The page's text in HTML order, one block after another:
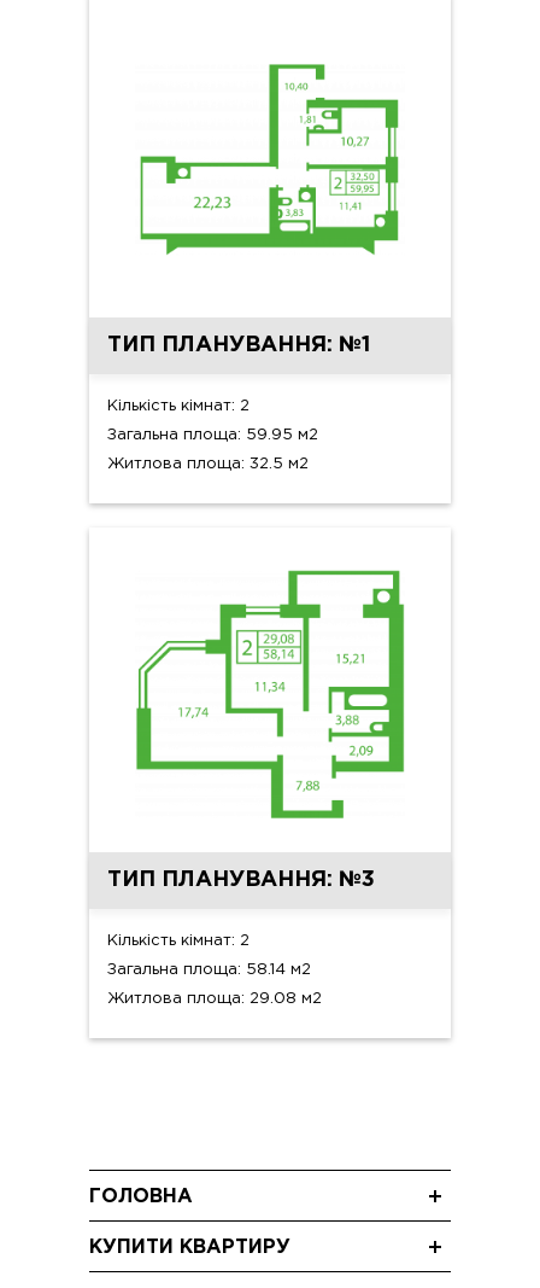
ТИП ПЛАНУВАННЯ: №1
Кількість кімнат: 2
Загальна площа: 59.95 м2
Житлова площа: 32.5 м2
ТИП ПЛАНУВАННЯ: №3
Кількість кімнат: 2
Загальна площа: 58.14 м2
Житлова площа: 29.08 м2
ГОЛОВНА
КУПИТИ КВАРТИРУ